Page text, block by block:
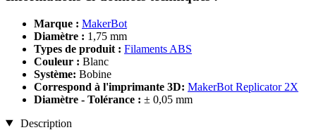
Marque : MakerBot
Diamètre : 1,75 mm
Types de produit : Filaments ABS
Couleur : Blanc
Système: Bobine
Correspond à l'imprimante 3D: MakerBot Replicator 2X
Diamètre - Tolérance : ± 0,05 mm
Description